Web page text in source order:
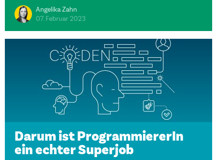
Angelika Zahn
07. Februar 2023
Darum ist ProgrammiererIn
ein echter Superjob